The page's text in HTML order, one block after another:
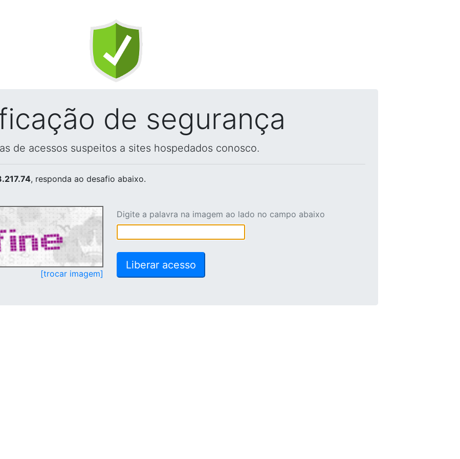
de segurança
de acessos suspeitos a sites hospedados conosco.
, responda ao desafio abaixo.
[trocar imagem]
Digite a palavra na imagem ao lado no campo abaixo